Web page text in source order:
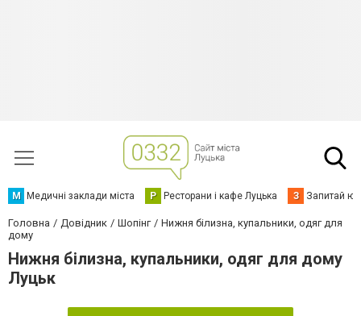
М Медичні заклади міста Р Ресторани і кафе Луцька З Запитай
Головна Довідник Шопінг
Нижня білизна, купальники, одяг для
дому
Нижня білизна, купальники, одяг для дому
Луцьк